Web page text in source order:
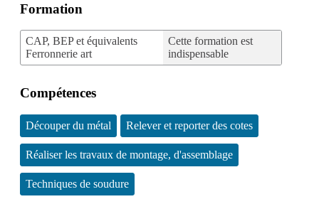
Formation
CAP, BEP et équivalents
Ferronnerie art
Cette formation est
indispensable
Compétences
Découper du métal Relever et reporter des cotes
Réaliser les travaux de montage, d'assemblage
Techniques de soudure